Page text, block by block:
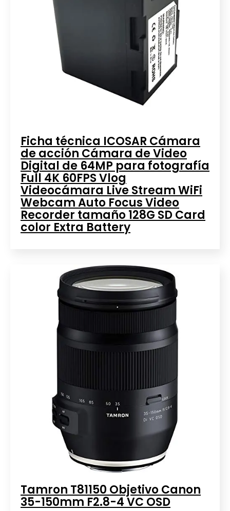
Ficha técnica ICOSAR Cámara
de acción Cámara de Video
Digital de 64MP para fotografía
Full 4K 60FPS Vlog
Videocámara Live Stream WiFi
Webcam Auto Focus Video
Recorder tamaño 128G SD Card
color Extra Battery
Tamron T81150 Objetivo Canon
35-150mm F2.8-4 VC OSD